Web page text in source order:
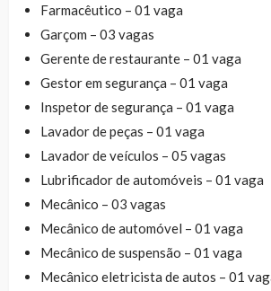
Farmacêutico – 01 vaga
Garçom – 03 vagas
Gerente de restaurante – 01 vaga
Gestor em segurança – 01 vaga
Inspetor de segurança – 01 vaga
Lavador de peças – 01 vaga
Lavador de veículos – 05 vagas
Lubrificador de automóveis – 01 vaga
Mecânico – 03 vagas
Mecânico de automóvel – 01 vaga
Mecânico de suspensão – 01 vaga
Mecânico eletricista de autos – 01